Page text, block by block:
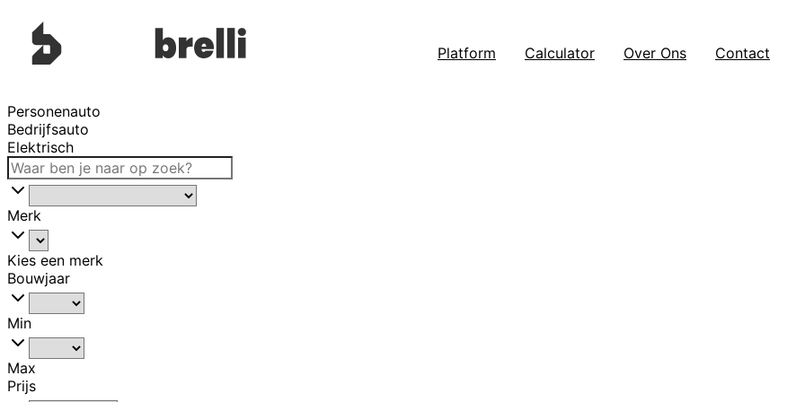
Platform Calculator Over Ons Contact
Personenauto
Bedrijfsauto
Elektrisch
Merk
Kies een merk
Bouwjaar
Min
Max
Prijs